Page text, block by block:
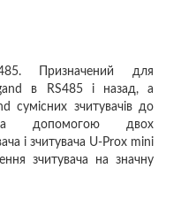
Призначений для
в RS485 і назад, а
сумісних зчитувачів до
допомогою двох
і зчитувача U-Prox mini
зчитувача на значну